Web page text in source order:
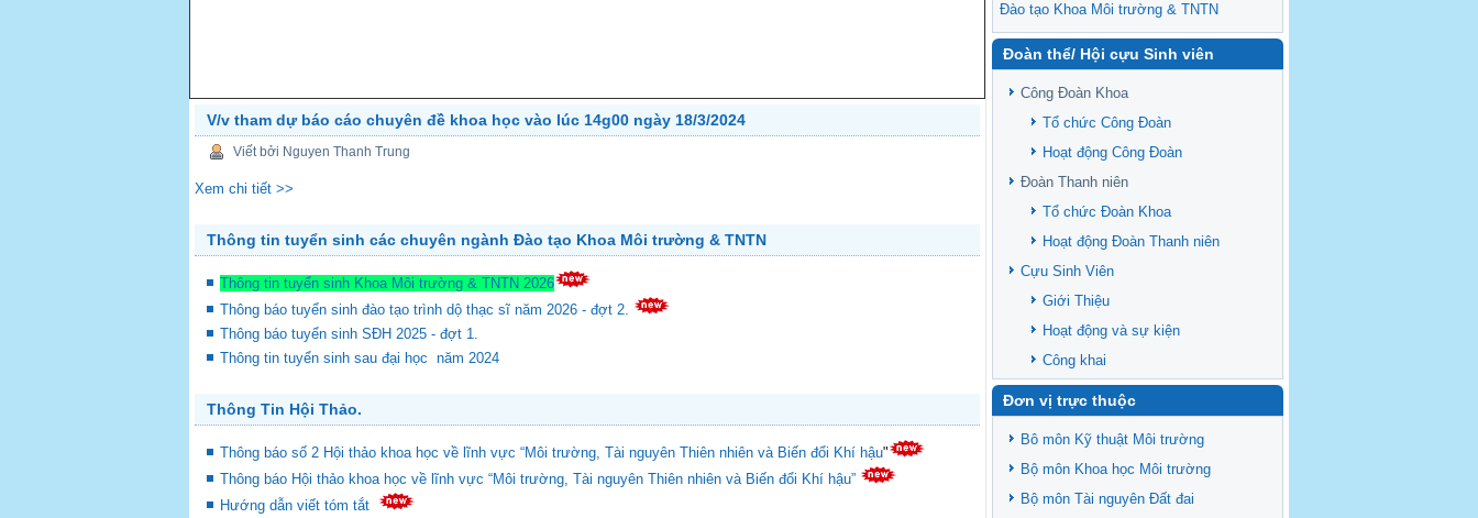
NEXT
V/v tham dự báo cáo chuyên đề khoa học vào lúc 14g00 ngày 18/3/2024
Viết bởi Nguyen Thanh Trung
Xem chi tiết >>
Thông tin tuyển sinh các chuyên ngành Đào tạo Khoa Môi trường & TNTN
Thông tin tuyển sinh Khoa Môi trường & TNTN 2026
Thông báo tuyển sinh đào tạo trình dộ thạc sĩ năm 2026 - đợt 2.
Thông báo tuyển sinh SĐH 2025 - đợt 1.
Thông tin tuyển sinh sau đại học năm 2024
Thông Tin Hội Thảo.
Thông báo số 2 Hội thảo khoa học về lĩnh vực “Môi trường, Tài nguyên Thiên nhiên và Biến đổi Khí hậu"
Thông báo Hội thảo khoa học về lĩnh vực “Môi trường, Tài nguyên Thiên nhiên và Biến đổi Khí hậu”
Hướng dẫn viết tóm tắt
Đào tạo Khoa Môi trường & TNTN
Feasibility evaluation of using cattle
manure for biogas production: A case study
Vietnamese Mekong Delta
Sediment properties in flood-based farming
systems in the Vietnamese upstream
Văn bản - Quy định
Ban chấp hành Đảng bộ khoa
Đoàn thể/ Hội cựu Sinh viên
Công Đoàn Khoa
Tổ chức Công Đoàn
Hoạt động Công Đoàn
Đoàn Thanh niên
Tổ chức Đoàn Khoa
Hoạt động Đoàn Thanh niên
Cựu Sinh Viên
Giới Thiệu
Hoạt động và sự kiện
Công khai
Đơn vị trực thuộc
Bô môn Kỹ thuật Môi trường
Bộ môn Khoa học Môi trường
Bộ môn Tài nguyên Đất đai